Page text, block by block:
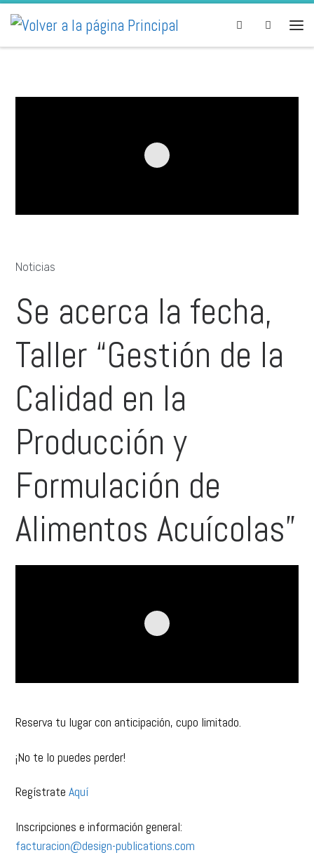
Skip to content Search
Noticias
Se acerca la fecha,
Taller “Gestión de la
Calidad en la
Producción y
Formulación de
Alimentos Acuícolas”
Reserva tu lugar con anticipación, cupo limitado.
¡No te lo puedes perder!
RegístrateAquí
Inscripciones e información general:
facturacion@design-publications.com